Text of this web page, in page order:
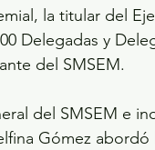
la titular del
Delegadas y
del SMSEM.
del SMSEM e
Gómez abordó